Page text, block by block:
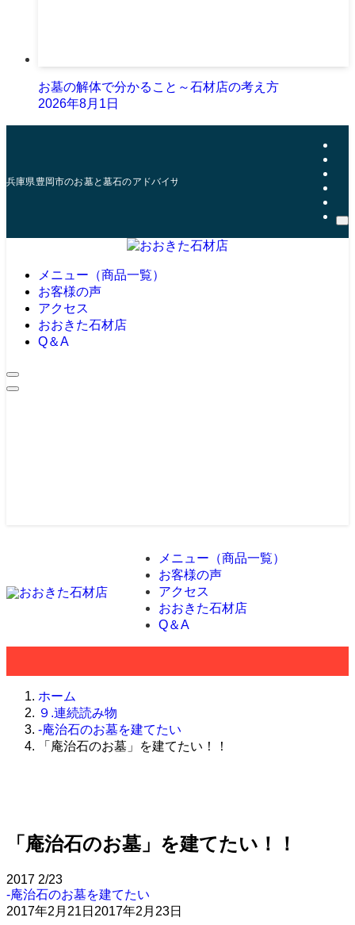
お墓の解体で分かること～石材店の考え方
2026年8月1日
兵庫県豊岡市のお墓と墓石のアドバイザー | おおきた石材店
メニュー（商品一覧）
お客様の声
アクセス
おおきた石材店
Q＆A
メニュー（商品一覧）
お客様の声
アクセス
おおきた石材店
Q＆A
ホーム
９.連続読み物
-庵治石のお墓を建てたい
「庵治石のお墓」を建てたい！！
「庵治石のお墓」を建てたい！！
2017 2/23
-庵治石のお墓を建てたい
2017年2月21日 2017年2月23日